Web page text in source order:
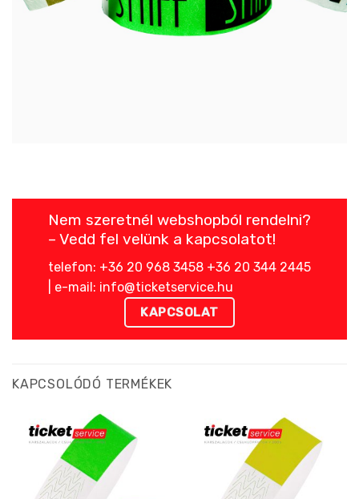
Nem szeretnél webshopból rendelni?
– Vedd fel velünk a kapcsolatot!
telefon: +36 20 968 3458 +36 20 344 2445
| e-mail: info@ticketservice.hu
KAPCSOLAT
KAPCSOLÓDÓ TERMÉKEK